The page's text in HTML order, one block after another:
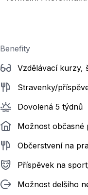
Benefity
Vzdělávací kurzy,
Stravenky/
Dovolená 5 týdnů
Možnost občasné
Občerstvení na
Příspěvek na
Možnost delšího